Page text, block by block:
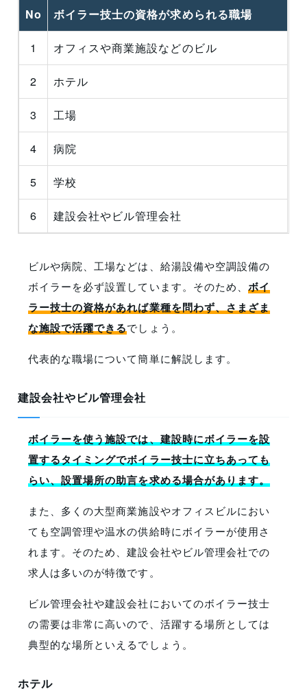
No ボイラー技士の資格が求められる職場
1 オフィスや商業施設などのビル
2 ホテル
3 工場
4 病院
5 学校
6 建設会社やビル管理会社
ビルや病院、工場などは、給湯設備や空調設備の
ボイラーを必ず設置しています。そのため、 ボイ
ラー技士の資格があれば業種を問わず、さまざま
な施設で活躍できるでしょう。
代表的な職場について簡単に解説します。
建設会社やビル管理会社
ボイラーを使う施設では、建設時にボイラーを設
置するタイミングでボイラー技士に立ちあっても
らい、設置場所の助言を求める場合があります。
また、多くの大型商業施設やオフィスビルにおい
ても空調管理や温水の供給時にボイラーが使用さ
れます。そのため、建設会社やビル管理会社での
求人は多いのが特徴です。
ビル管理会社や建設会社においてのボイラー技士
の需要は非常に高いので、活躍する場所としては
典型的な場所といえるでしょう。
ホテル